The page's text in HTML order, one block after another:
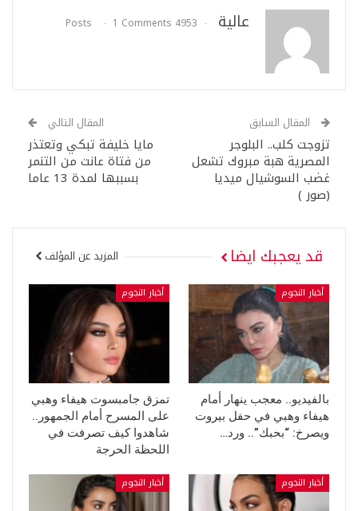
عالية 4953 Posts
1 Comments
المقال السابق
تزوجت كلب.. البلوجر
المصرية هبة مبروك تشعل
غضب السوشيال ميديا
(صور )
المقال التالي
مايا خليفة تبكي وتعتذر
من فتاة عانت من التنمر
بسببها لمدة 13 عاما
قد يعجبك ايضا المزيد عن المؤلف
أخبار النجوم
بالفيديو.. معجب ينهار أمام
هيفاء وهبي في حفل بيروت
ويصرخ: “بحبك”.. ورد…
أخبار النجوم
تمزق جامبسوت هيفاء وهبي
على المسرح أمام الجمهور..
شاهدوا كيف تصرفت في
اللحظة الحرجة
أخبار النجوم أخبار النجوم